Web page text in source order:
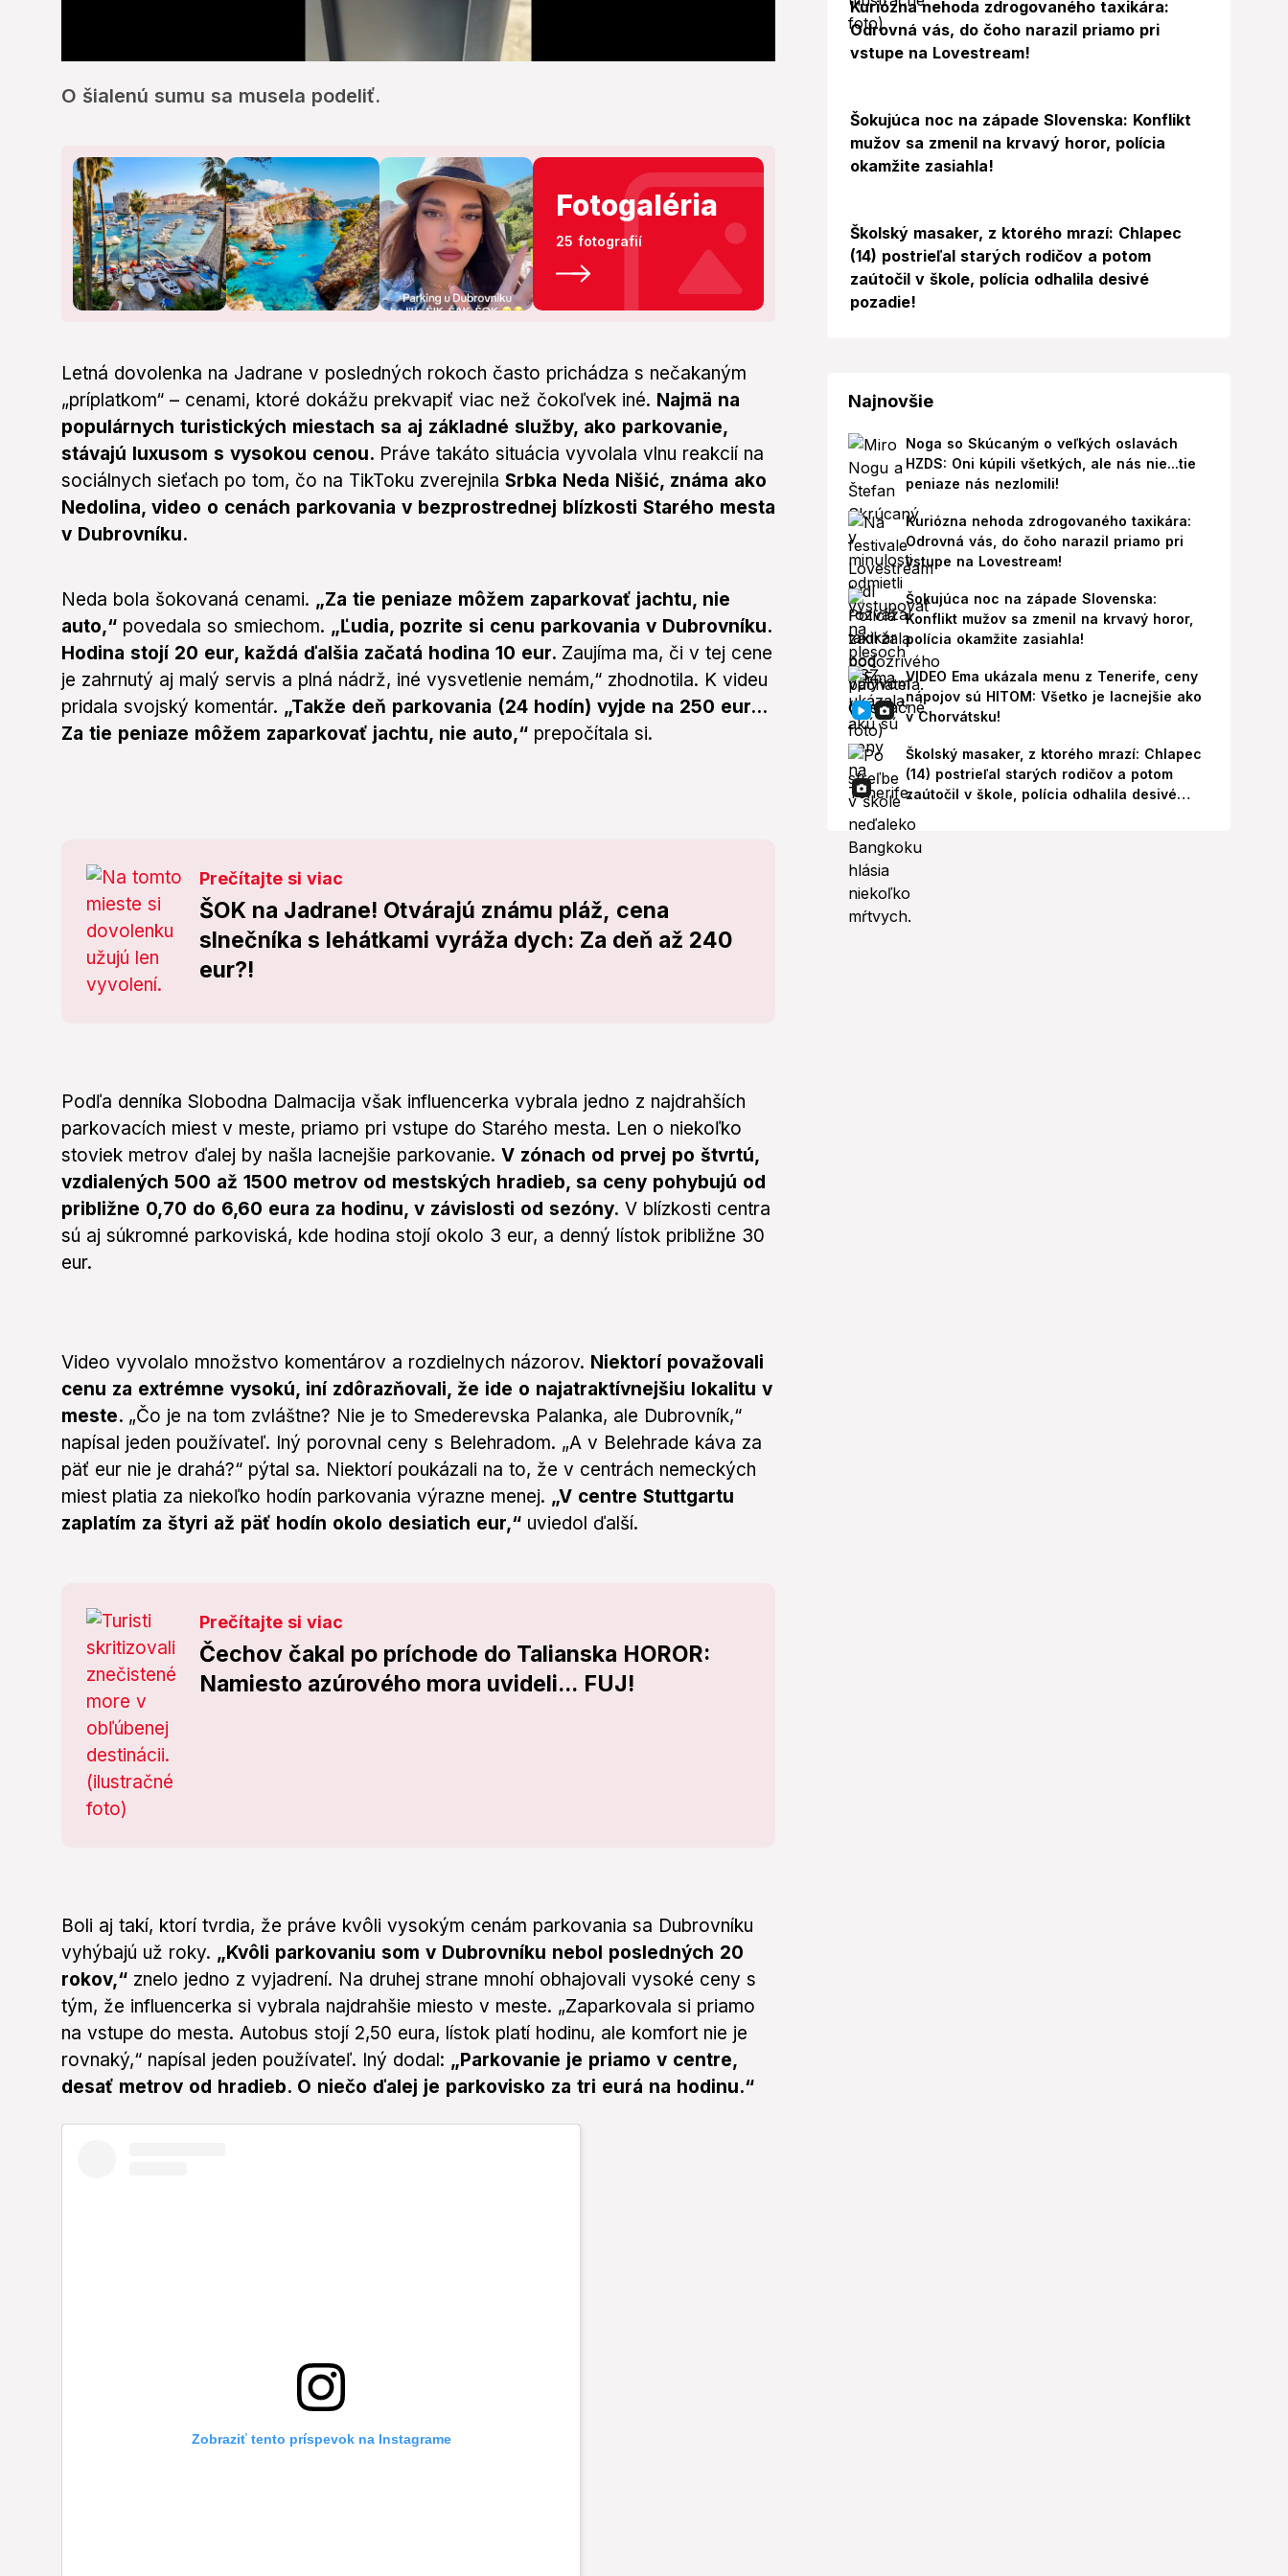
of
O šialenú sumu sa musela podeliť.
Fotogaléria
25 fotografií
Letná dovolenka na Jadrane v posledných rokoch často prichádza s nečakaným
„príplatkom“ – cenami, ktoré dokážu prekvapiť viac než čokoľvek iné. Najmä na
populárnych turistických miestach sa aj základné služby, ako parkovanie,
stávajú luxusom s vysokou cenou. Práve takáto situácia vyvolala vlnu reakcií na
sociálnych sieťach po tom, čo na TikToku zverejnila Srbka Neda Nišić, známa ako
Nedolina, video o cenách parkovania v bezprostrednej blízkosti Starého mesta
v Dubrovníku.
Neda bola šokovaná cenami. „Za tie peniaze môžem zaparkovať jachtu, nie
auto,“ povedala so smiechom. „Ľudia, pozrite si cenu parkovania v Dubrovníku.
Hodina stojí 20 eur, každá ďalšia začatá hodina 10 eur. Zaujíma ma, či v tej cene
je zahrnutý aj malý servis a plná nádrž, iné vysvetlenie nemám,“ zhodnotila. K videu
pridala svojský komentár. „Takže deň parkovania (24 hodín) vyjde na 250 eur...
Za tie peniaze môžem zaparkovať jachtu, nie auto,“ prepočítala si.
Prečítajte si viac
ŠOK na Jadrane! Otvárajú známu pláž, cena
slnečníka s lehátkami vyráža dych: Za deň až 240
eur?!
Podľa denníka Slobodna Dalmacija však influencerka vybrala jedno z najdrahších
parkovacích miest v meste, priamo pri vstupe do Starého mesta. Len o niekoľko
stoviek metrov ďalej by našla lacnejšie parkovanie. V zónach od prvej po štvrtú,
vzdialených 500 až 1500 metrov od mestských hradieb, sa ceny pohybujú od
približne 0,70 do 6,60 eura za hodinu, v závislosti od sezóny. V blízkosti centra
sú aj súkromné parkoviská, kde hodina stojí okolo 3 eur, a denný lístok približne 30
eur.
Video vyvolalo množstvo komentárov a rozdielnych názorov. Niektorí považovali
cenu za extrémne vysokú, iní zdôrazňovali, že ide o najatraktívnejšiu lokalitu v
meste. „Čo je na tom zvláštne? Nie je to Smederevska Palanka, ale Dubrovník,“
napísal jeden používateľ. Iný porovnal ceny s Belehradom. „A v Belehrade káva za
päť eur nie je drahá?“ pýtal sa. Niektorí poukázali na to, že v centrách nemeckých
miest platia za niekoľko hodín parkovania výrazne menej. „V centre Stuttgartu
zaplatím za štyri až päť hodín okolo desiatich eur,“ uviedol ďalší.
Prečítajte si viac
Čechov čakal po príchode do Talianska HOROR:
Namiesto azúrového mora uvideli... FUJ!
Boli aj takí, ktorí tvrdia, že práve kvôli vysokým cenám parkovania sa Dubrovníku
vyhýbajú už roky. „Kvôli parkovaniu som v Dubrovníku nebol posledných 20
rokov,“ znelo jedno z vyjadrení. Na druhej strane mnohí obhajovali vysoké ceny s
tým, že influencerka si vybrala najdrahšie miesto v meste. „Zaparkovala si priamo
na vstupe do mesta. Autobus stojí 2,50 eura, lístok platí hodinu, ale komfort nie je
rovnaký,“ napísal jeden používateľ. Iný dodal: „Parkovanie je priamo v centre,
desať metrov od hradieb. O niečo ďalej je parkovisko za tri eurá na hodinu.“
Kuriózna nehoda zdrogovaného taxikára:
Odrovná vás, do čoho narazil priamo pri
vstupe na Lovestream!
Šokujúca noc na západe Slovenska: Konflikt
mužov sa zmenil na krvavý horor, polícia
okamžite zasiahla!
Foto
Školský masaker, z ktorého mrazí: Chlapec
(14) postrieľal starých rodičov a potom
zaútočil v škole, polícia odhalila desivé
pozadie!
Najnovšie
Noga so Skúcaným o veľkých oslavách
HZDS: Oni kúpili všetkých, ale nás nie...tie
peniaze nás nezlomili!
Kuriózna nehoda zdrogovaného taxikára:
Odrovná vás, do čoho narazil priamo pri
vstupe na Lovestream!
Šokujúca noc na západe Slovenska:
Konflikt mužov sa zmenil na krvavý horor,
polícia okamžite zasiahla!
VIDEO Ema ukázala menu z Tenerife, ceny
nápojov sú HITOM: Všetko je lacnejšie ako
v Chorvátsku!
Školský masaker, z ktorého mrazí: Chlapec
(14) postrieľal starých rodičov a potom
zaútočil v škole, polícia odhalila desivé